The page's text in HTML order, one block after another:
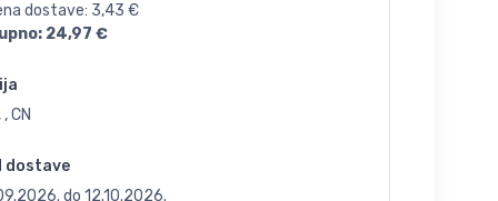
dostave: 3,43 €
24,97 €
, CN
dostave
do 12.10.2026.